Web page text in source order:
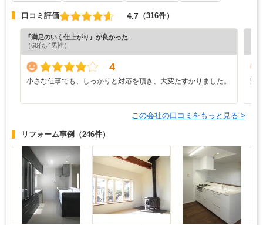
口コミ評価 4.7 （316件）
『満足のいく仕上がり』が良かった
（60代／男性）
4
小さな仕事でも、しっかりと対応を頂き、大変たすかりました。
契
この会社の口コミをもっと見る >
リフォーム事例 （246件）